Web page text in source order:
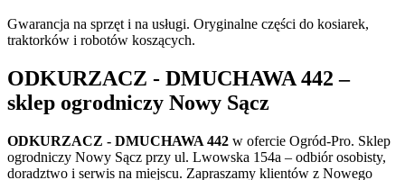
Gwarancja na sprzęt i na usługi. Oryginalne części do kosiarek,
traktorków i robotów koszących.
ODKURZACZ - DMUCHAWA 442 –
sklep ogrodniczy Nowy Sącz
ODKURZACZ - DMUCHAWA 442 w ofercie Ogród-Pro. Sklep
ogrodniczy Nowy Sącz przy ul. Lwowska 154a – odbiór osobisty,
doradztwo i serwis na miejscu. Zapraszamy klientów z Nowego